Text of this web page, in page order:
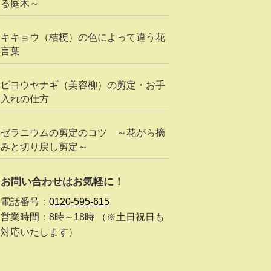
る庭木～
キキョウ（桔梗）の色によって違う花
言葉
ビヨウヤナギ（美容柳）の剪定・お手
入れの仕方
ゼラニウムの剪定のコツ ～花がら摘
みと切り戻し剪定～
お問い合わせはお気軽に！
電話番号：0120-595-615
営業時間：8時～18時 （※土日祝日も
対応いたします）